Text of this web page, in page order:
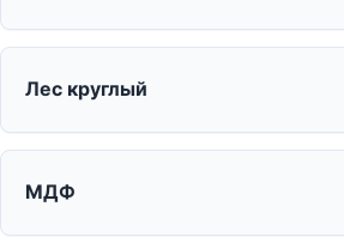
Лес круглый
МДФ